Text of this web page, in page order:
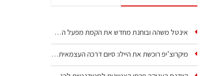
אינטל משהה ובוחנת מחדש את הקמת מפעל הענק שלה בקריית גת
מיקרוצ’יפ רוכשת את היילו: סיום דרכה העצמאית של אחת…